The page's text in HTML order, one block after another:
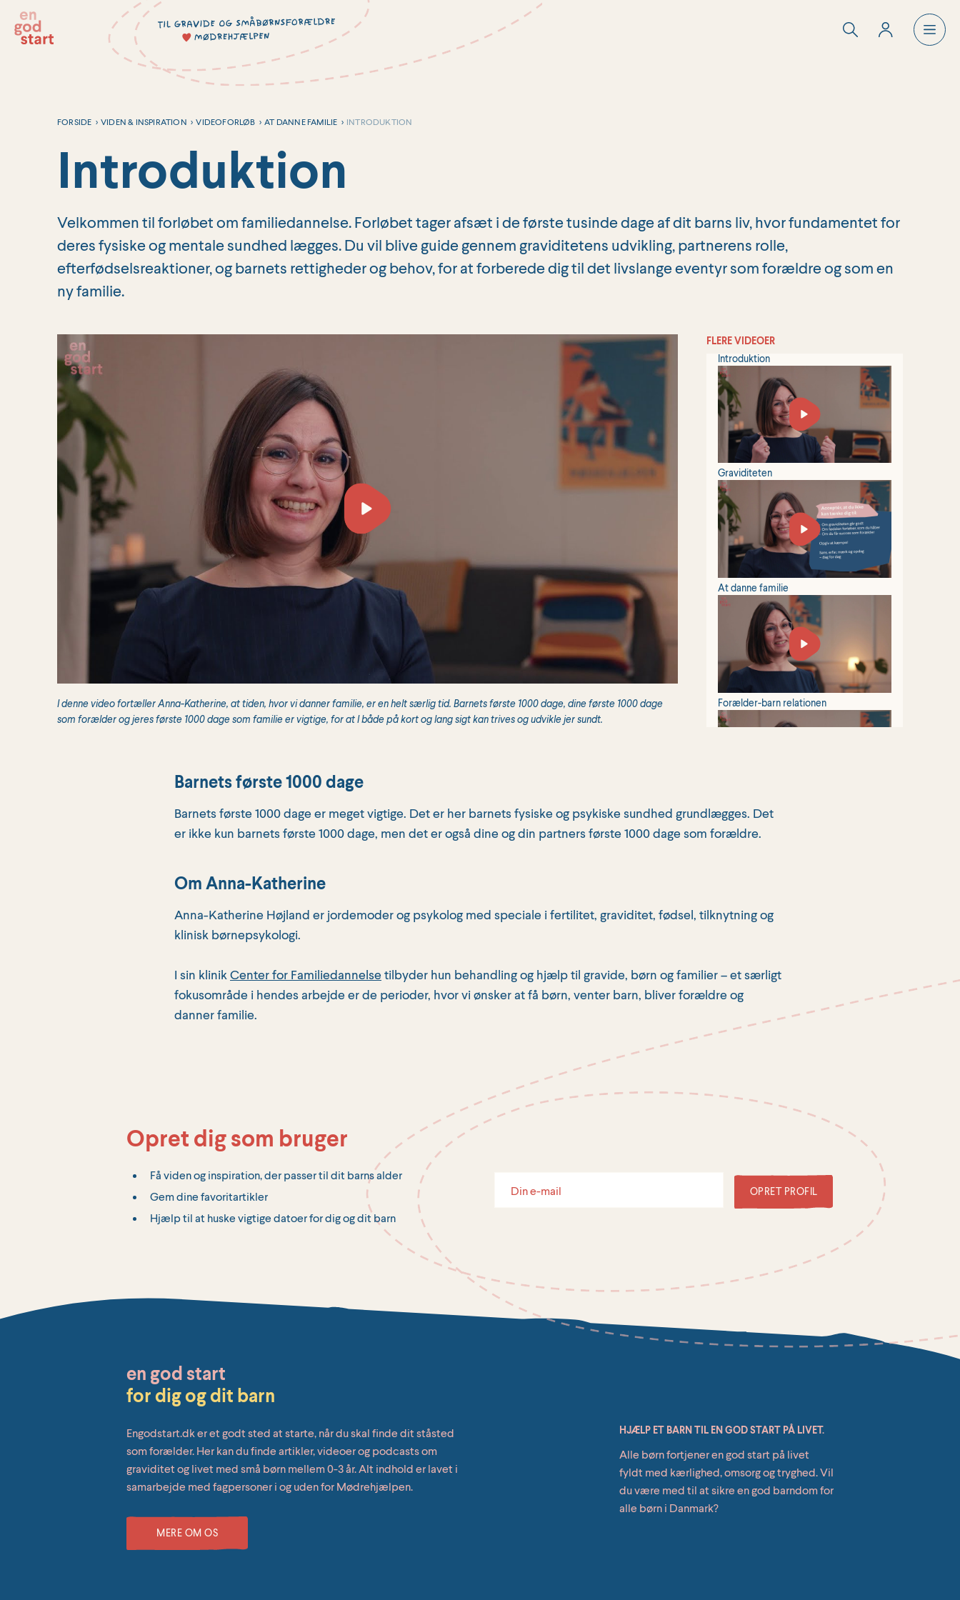
indholdet
FORSIDE > VIDEN & INSPIRATION > VIDEOFORLØB > AT DANNE FAMILIE > INTRODUKTION
Introduktion
Velkommen til forløbet om familiedannelse. Forløbet tager afsæt i de første tusinde dage af dit barns liv, hvor fundamentet for
deres fysiske og mentale sundhed lægges. Du vil blive guide gennem graviditetens udvikling, partnerens rolle,
efterfødselsreaktioner, og barnets rettigheder og behov, for at forberede dig til det livslange eventyr som forældre og som en
ny familie.
I denne video fortæller Anna-Katherine, at tiden, hvor vi danner familie, er en helt særlig tid. Barnets første 1000 dage, dine første 1000 dage
som forælder og jeres første 1000 dage som familie er vigtige, for at I både på kort og lang sigt kan trives og udvikle jer sundt.
FLERE VIDEOER
Introduktion
Graviditeten
At danne familie
Forælder-barn relationen
Efterfødselsreaktioner
Barnets første 1000 dage
Barnets første 1000 dage er meget vigtige. Det er her barnets fysiske og psykiske sundhed grundlægges. Det
er ikke kun barnets første 1000 dage, men det er også dine og din partners første 1000 dage som forældre.
Om Anna-Katherine
Anna-Katherine Højland er jordemoder og psykolog med speciale i fertilitet, graviditet, fødsel, tilknytning og
klinisk børnepsykologi.
I sin klinik Center for Familiedannelse tilbyder hun behandling og hjælp til gravide, børn og familier – et særligt
fokusområde i hendes arbejde er de perioder, hvor vi ønsker at få børn, venter barn, bliver forældre og
danner familie.
Opret dig som bruger
Få viden og inspiration, der passer til dit barns alder
Gem dine favoritartikler
Hjælp til at huske vigtige datoer for dig og dit barn
OPRET PROFIL
en god start
for dig og dit barn
Engodstart.dk er et godt sted at starte, når du skal finde dit ståsted
som forælder. Her kan du finde artikler, videoer og podcasts om
graviditet og livet med små børn mellem 0-3 år. Alt indhold er lavet i
samarbejde med fagpersoner i og uden for Mødrehjælpen.
MERE OM OS
HJÆLP ET BARN TIL EN GOD START PÅ LIVET.
Alle børn fortjener en god start på livet
fyldt med kærlighed, omsorg og tryghed. Vil
du være med til at sikre en god barndom for
alle børn i Danmark?